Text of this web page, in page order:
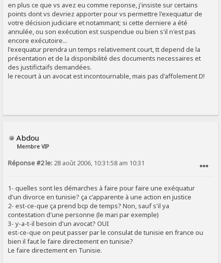
en plus ce que vs avez eu comme reponse, j'insiste sur certains
points dont vs devriez apporter pour vs permettre l'exequatur de
votre décision judiciare et notammant; si cette derniere a été
annulée, ou son exécution est suspendue ou bien s'il n'est pas
encore exécutoire...
l'exequatur prendra un temps relativement court, tt depend de la
présentation et de la disponibilité des documents necessaires et
des justifictaifs demandées.
le recourt à un avocat est incontournable, mais pas d'affolement D!
Abdou
Membre VIP
Réponse #2 le: 28 août 2006, 10:31:58 am 10:31
1- quelles sont les démarches à faire pour faire une exéquatur
d'un divorce en tunisie? ça c'apparente à une action en justice
2- est-ce-que ça prend bcp de temps? Non, sauf s'il ya
contestation d'une personne (le mari par exemple)
3- y-a-t-il besoin d'un avocat? OUI
est-ce-que on peut passer par le consulat de tunisie en france ou
bien il faut le faire directement en tunisie?
Le faire directement en Tunisie.